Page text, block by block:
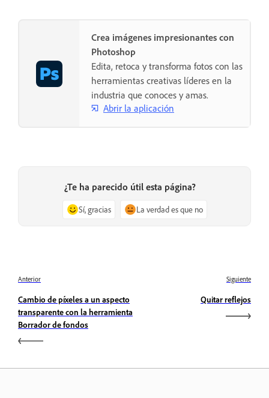
Crea imágenes impresionantes con
Photoshop
Edita, retoca y transforma fotos con las
herramientas creativas líderes en la
industria que conoces y amas.
Abrir la aplicación
¿Te ha parecido útil esta página?
Sí, gracias La verdad es que no
Anterior
Cambio de píxeles a un aspecto
transparente con la herramienta
Borrador de fondos
Siguiente
Quitar reflejos